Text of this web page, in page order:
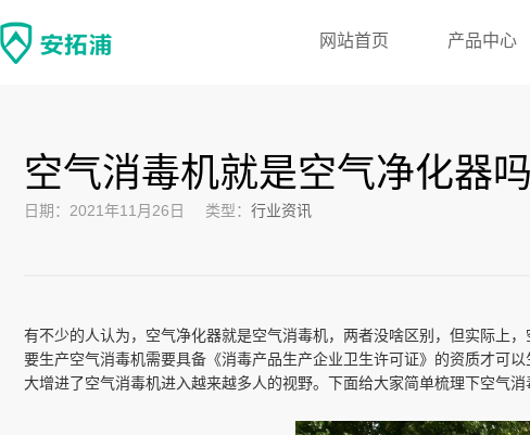
网站首页 产品中心
空气消毒机就是空气净化器
日期：2021年11月26日 类型： 行业资讯
有不少的人认为，空气净化器就是空气消毒机，两者没啥区别，但实际上
要生产空气消毒机需要具备《消毒产品生产企业卫生许可证》的资质才可
大增进了空气消毒机进入越来越多人的视野。下面给大家简单梳理下空气消